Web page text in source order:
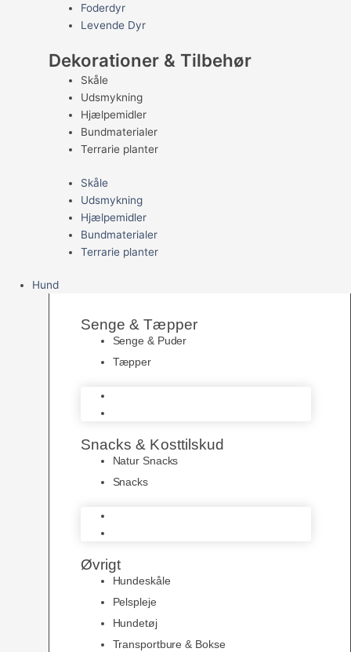
Foderdyr
Levende Dyr
Dekorationer & Tilbehør
Skåle
Udsmykning
Hjælpemidler
Bundmaterialer
Terrarie planter
Skåle
Udsmykning
Hjælpemidler
Bundmaterialer
Terrarie planter
Hund
Senge & Tæpper
Senge & Puder
Tæpper
Snacks & Kosttilskud
Natur Snacks
Snacks
Øvrigt
Hundeskåle
Pelspleje
Hundetøj
Transportbure & Bokse